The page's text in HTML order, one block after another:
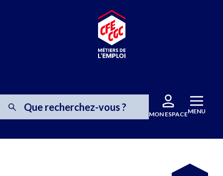
MON ESPACEMENU